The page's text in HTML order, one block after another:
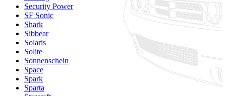
Security Power
SF Sonic
Shark
Sibbear
Solaris
Solite
Sonnenschein
Space
Spark
Sparta